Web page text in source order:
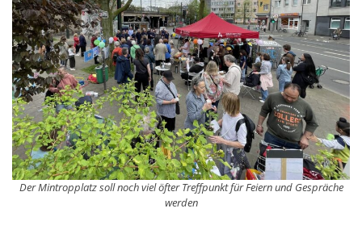
Der Mintropplatz soll noch viel öfter Treffpunkt für Feiern und Gespräche
werden